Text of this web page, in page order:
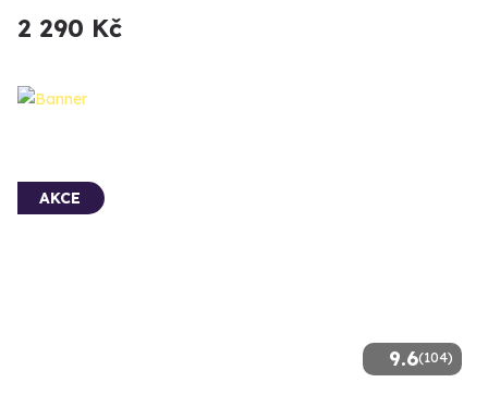
2 290 Kč
9.6(104)
AKCE